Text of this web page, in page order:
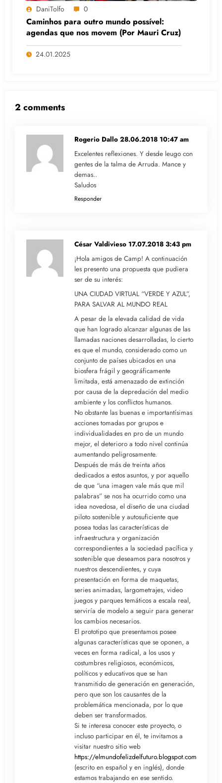
DaniTolfo 0
Caminhos para outro mundo possível:
agendas que nos movem (Por Mauri Cruz)
24.01.2025
2 comments
Rogerio Dallo 28.06.2018 10:47 am
Excelentes reflexiones. Y desde leugo con
gentes de la talma de Arruda. Mance y
demas..
Saludos
Responder
César Valdivieso 17.07.2018 3:43 pm
¡Hola amigos de Camp! A continuación
les presento una propuesta que pudiera
ser de su interés:
UNA CIUDAD VIRTUAL “VERDE Y AZUL”,
PARA SALVAR AL MUNDO REAL
A pesar de la elevada calidad de vida
que han logrado alcanzar algunas de las
llamadas naciones desarrolladas, lo cierto
es que el mundo, considerado como un
conjunto de países ubicados en una
biosfera frágil y geográficamente
limitada, está amenazado de extinción
por causa de la depredación del medio
ambiente y los conflictos humanos.
No obstante las buenas e importantísimas
acciones tomadas por grupos e
individualidades en pro de un mundo
mejor, el deterioro a todo nivel continúa
aumentando peligrosamente.
Después de más de treinta años
dedicados a estos asuntos, y por aquello
de que “una imagen vale más que mil
palabras” se nos ha ocurrido como una
idea novedosa, el diseño de una ciudad
piloto sostenible y autosuficiente que
posea todas las características de
infraestructura y organización
correspondientes a la sociedad pacífica y
sostenible que deseamos para nosotros y
nuestros descendientes, y cuya
presentación en forma de maquetas,
series animadas, largometrajes, video
juegos y parques temáticos a escala real,
serviría de modelo a seguir para generar
los cambios necesarios.
El prototipo que presentamos posee
algunas características que se oponen, a
veces en forma radical, a los usos y
costumbres religiosos, económicos,
políticos y educativos que se han
transmitido de generación en generación,
pero que son los causantes de la
problemática mencionada, por lo que
deben ser transformados.
Si te interesa conocer este proyecto, o
incluso participar en él, te invitamos a
visitar nuestro sitio web
https://elmundofelizdelfuturo.blogspot.com/
(escrito en español y en inglés), donde
estamos trabajando en ese sentido.